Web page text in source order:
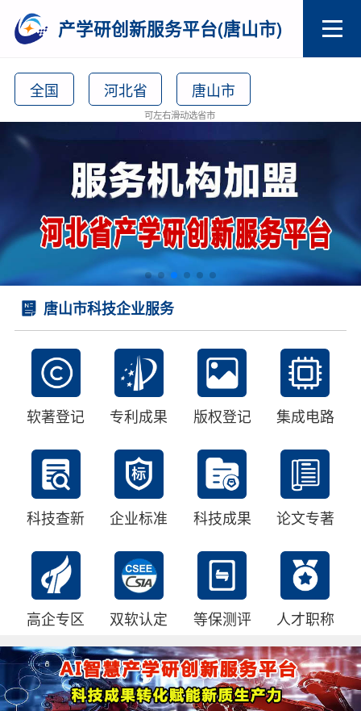
产学研创新服务平台(唐山市)
全国 河北省 唐山市
可左右滑动选省市
唐山市科技企业服务
软著登记 专利成果 版权登记 集成电路
科技查新 企业标准 科技成果 论文专著
高企专区 双软认定 等保测评 人才职称